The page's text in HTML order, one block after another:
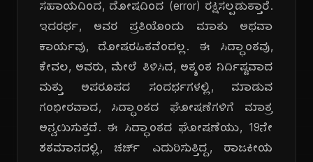
ಸಹಾಯದಿಂದ, ದೋಷದಿಂದ (error) ರಕ್ಷಿಸಲ್ಪಡುತ್ತಾರೆ.
ಇದರರ್ಥ, ಅವರ ಪ್ರತಿಯೊಂದು ಮಾತು ಅಥವಾ
ಕಾರ್ಯವು, ದೋಷರಹಿತವೆಂದಲ್ಲ. ಈ ಸಿದ್ಧಾಂತವು,
ಕೇವಲ, ಅವರು, ಮೇಲೆ ತಿಳಿಸಿದ, ಅತ್ಯಂತ ನಿರ್ದಿಷ್ಟವಾದ
ಮತ್ತು ಅಪರೂಪದ ಸಂದರ್ಭಗಳಲ್ಲಿ, ಮಾಡುವ
ಗಂಭೀರವಾದ, ಸಿದ್ಧಾಂತದ ಘೋಷಣೆಗಳಿಗೆ ಮಾತ್ರ
ಅನ್ವಯಿಸುತ್ತದೆ. ಈ ಸಿದ್ಧಾಂತದ ಘೋಷಣೆಯು, 19ನೇ
ಶತಮಾನದಲ್ಲಿ, ಚರ್ಚ್ ಎದುರಿಸುತ್ತಿದ್ದ, ರಾಜಕೀಯ